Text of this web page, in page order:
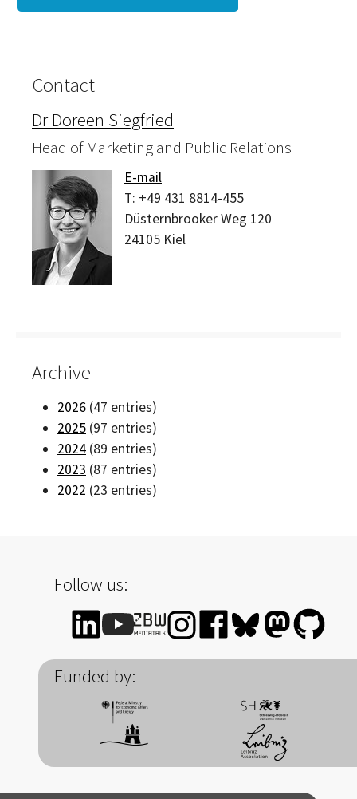
Contact
Dr Doreen Siegfried
Head of Marketing and Public Relations
E-mail
T: +49 431 8814-455
Düsternbrooker Weg 120
24105 Kiel
Archive
2026 (47 entries)
2025 (97 entries)
2024 (89 entries)
2023 (87 entries)
2022 (23 entries)
Follow us:
Funded by: